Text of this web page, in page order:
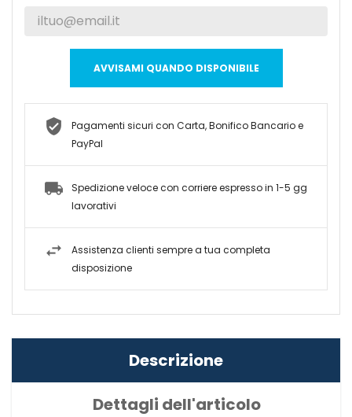
AVVISAMI QUANDO DISPONIBILE
Pagamenti sicuri con Carta, Bonifico Bancario e
PayPal
Spedizione veloce con corriere espresso in 1-5 gg
lavorativi
Assistenza clienti sempre a tua completa
disposizione
Descrizione
Dettagli dell'articolo